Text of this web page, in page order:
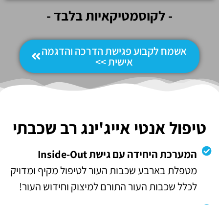
- לקוסמטיקאיות בלבד -
אשמח לקבוע פגישת הדרכה והדגמה
אישית >>
טיפול אנטי אייג'ינג רב שכבתי
המערכת היחידה עם גישת Inside-Out
מטפלת בארבע שכבות העור לטיפול מקיף ומדויק
לכלל שכבות העור התורם למיצוק וחידוש העור!